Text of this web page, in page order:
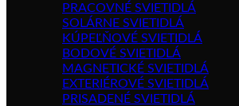
PRACOVNÉ SVIETIDLÁ
SOLÁRNE SVIETIDLÁ
KÚPEĽŇOVÉ SVIETIDLÁ
BODOVÉ SVIETIDLÁ
MAGNETICKÉ SVIETIDLÁ
EXTERIÉROVÉ SVIETIDLÁ
PRISADENÉ SVIETIDLÁ